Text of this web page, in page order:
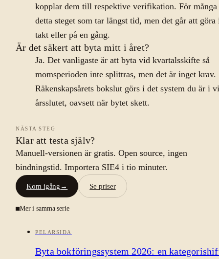
kopplar dem till respektive verifikation. För många
detta steget som tar längst tid, men det går att göra
takt eller på en gång.
Är det säkert att byta mitt i året?
Ja. Det vanligaste är att byta vid kvartalsskifte så
momsperioden inte splittras, men det är inget krav.
Räkenskapsårets bokslut görs i det system du är i
årsslutet, oavsett när bytet skett.
NÄSTA STEG
Klar att testa själv?
Manuell-versionen är gratis. Open source, ingen
bindningstid. Importera SIE4 i tio minuter.
Kom igång → Se priser
Mer i samma serie
PELARSIDA
Byta bokföringssystem 2026: en